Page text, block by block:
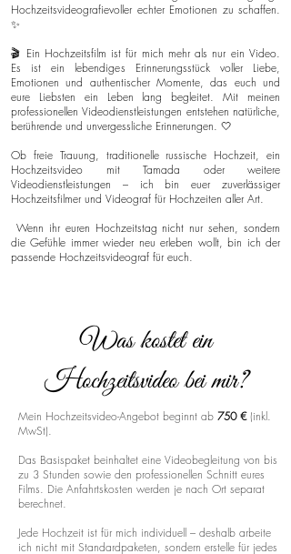
Hochzeitsvideografievoller echter Emotionen zu schaffen.
✨
🎬 Ein Hochzeitsfilm ist für mich mehr als nur ein Video.
Es ist ein lebendiges Erinnerungsstück voller Liebe,
Emotionen und authentischer Momente, das euch und
eure Liebsten ein Leben lang begleitet. Mit meinen
professionellen Videodienstleistungen entstehen natürliche,
berührende und unvergessliche Erinnerungen. 🤍
Ob freie Trauung, traditionelle russische Hochzeit, ein
Hochzeitsvideo mit Tamada oder weitere
Videodienstleistungen – ich bin euer zuverlässiger
Hochzeitsfilmer und Videograf für Hochzeiten aller Art.
Wenn ihr euren Hochzeitstag nicht nur sehen, sondern
die Gefühle immer wieder neu erleben wollt, bin ich der
passende Hochzeitsvideograf für euch.
Was kostet ein
Hochzeitsvideo bei mir?
Mein Hochzeitsvideo-Angebot beginnt ab 750 € (inkl.
MwSt).
Das Basispaket beinhaltet eine Videobegleitung von bis
zu 3 Stunden sowie den professionellen Schnitt eures
Films. Die Anfahrtskosten werden je nach Ort separat
berechnet.
Jede Hochzeit ist für mich individuell – deshalb arbeite
ich nicht mit Standardpaketen, sondern erstelle für jedes